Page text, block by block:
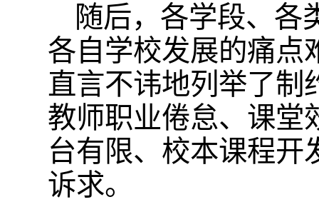
随后，各学段、各
各自学校发展的痛点
直言不讳地列举了制
教师职业倦怠、课堂
台有限、校本课程开
诉求。